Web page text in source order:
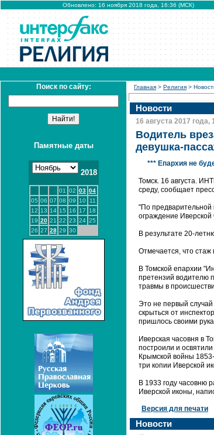
Обновлено: 16 ноября 2018 года, 16:36 (МСК)
Поиск по сайту:
Памятные даты
2018
01 02 03 04
05 06 07 08 09 10
11
12 13 14 15 16 17
18
19 20 21 22 23 24 25
26 27 28 29 30
Главная > Религия >
Новости
16 августа 2017 года,
Водитель
девушка-
*** Епархия не
Томск. 16 августа.
среду, сообщает
"По
ограждение Иверской
В результате 20-
Отмечается, что стаж
В Томской епархии
претензий водителю
травмы в
Это не первый случай
скрыться от
пришлось своими
Иверская часовня в
построили и освятили
Крымской войны
три копии Иверской
В 1933 году часовню
Иверской иконы,
Версия для печати
Новости